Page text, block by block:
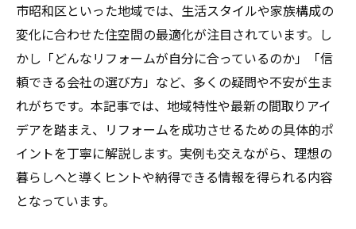
市昭和区といった地域では、生活スタイルや家族構成の
変化に合わせた住空間の最適化が注目されています。し
かし「どんなリフォームが自分に合っているのか」「信
頼できる会社の選び方」など、多くの疑問や不安が生ま
れがちです。本記事では、地域特性や最新の間取りアイ
デアを踏まえ、リフォームを成功させるための具体的ポ
イントを丁寧に解説します。実例も交えながら、理想の
暮らしへと導くヒントや納得できる情報を得られる内容
となっています。